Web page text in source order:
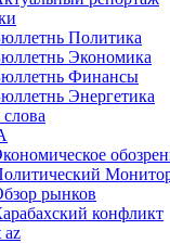
Политика
Экономика
Финансы
Энергетика
рынков
конфликт
az